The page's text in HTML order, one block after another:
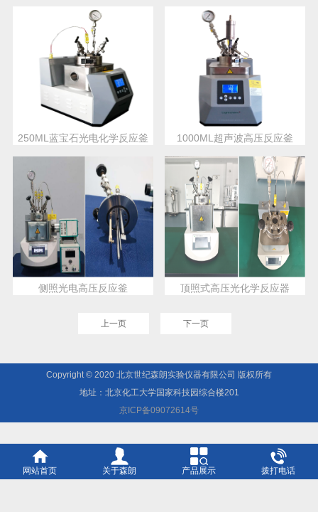
250ML蓝宝石光电化学反应釜 1000ML超声波高压反应釜
侧照光电高压反应釜 顶照式高压光化学反应器
上一页 下一页
Copyright © 2020 北京世纪森朗实验仪器有限公司 版权所有
地址：北京化工大学国家科技园综合楼201
京ICP备09072614号
网站首页 关于森朗 产品展示 拨打电话